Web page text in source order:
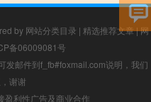
by 网站分类目录 | 精选推荐文章|网
备06009081号
发邮件到f_fb#foxmail.com说明，我们
谢谢
盈利性广告及商业合作